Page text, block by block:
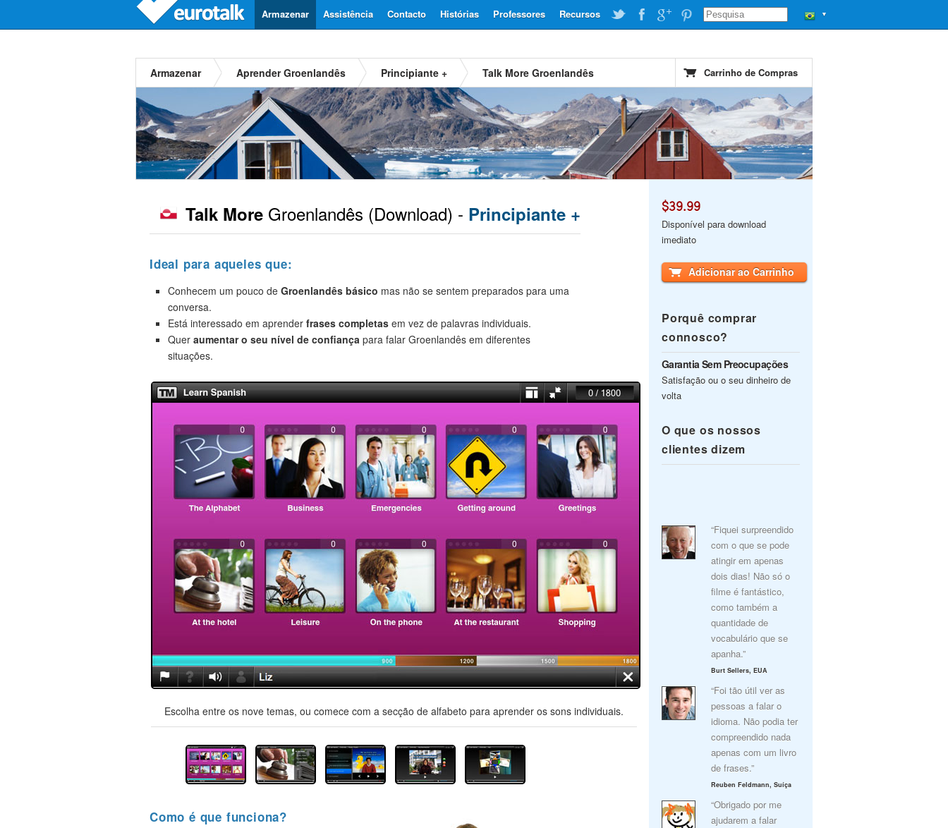
▼
Recursos
Professores
Histórias
Contacto
Assistência
Armazenar
Armazenar Aprender Groenlandês Principiante + Talk More Groenlandês Carrinho de Compras
Talk More Groenlandês (Download) - Principiante +
Ideal para aqueles que:
Conhecem um pouco de Groenlandês básico mas não se sentem preparados para uma
conversa.
Está interessado em aprender frases completas em vez de palavras individuais.
Quer aumentar o seu nível de confiança para falar Groenlandês em diferentes
situações.
Escolha entre os nove temas, ou comece com a secção de alfabeto para aprender os sons individuais.
Como é que funciona?
$39.99
Disponível para download
imediato
Adicionar ao Carrinho
Porquê comprar
connosco?
Garantia Sem Preocupações
Satisfação ou o seu dinheiro de
volta
O que os nossos
clientes dizem
“Fiquei surpreendido
com o que se pode
atingir em apenas
dois dias! Não só o
filme é fantástico,
como também a
quantidade de
vocabulário que se
apanha.”
Burt Sellers, EUA
“Foi tão útil ver as
pessoas a falar o
idioma. Não podia ter
compreendido nada
apenas com um livro
de frases.”
Reuben Feldmann, Suíça
“Obrigado por me
ajudarem a falar